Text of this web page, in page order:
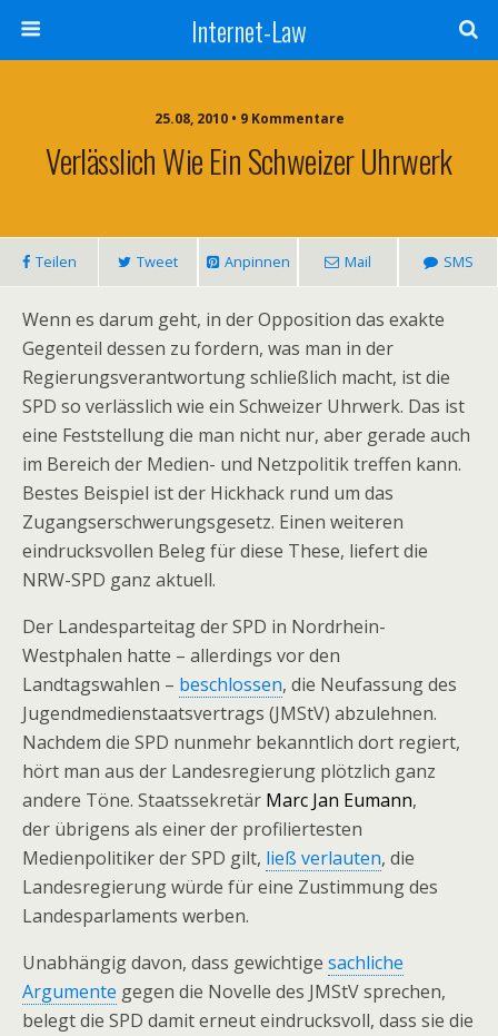
Internet-Law
25.08, 2010 • 9 Kommentare
Verlässlich Wie Ein Schweizer Uhrwerk
Teilen Tweet Anpinnen Mail SMS
Wenn es darum geht, in der Opposition das exakte
Gegenteil dessen zu fordern, was man in der
Regierungsverantwortung schließlich macht, ist die
SPD so verlässlich wie ein Schweizer Uhrwerk. Das ist
eine Feststellung die man nicht nur, aber gerade auch
im Bereich der Medien- und Netzpolitik treffen kann.
Bestes Beispiel ist der Hickhack rund um das
Zugangserschwerungsgesetz. Einen weiteren
eindrucksvollen Beleg für diese These, liefert die
NRW-SPD ganz aktuell.
Der Landesparteitag der SPD in Nordrhein-
Westphalen hatte – allerdings vor den
Landtagswahlen – beschlossen, die Neufassung des
Jugendmedienstaatsvertrags (JMStV) abzulehnen.
Nachdem die SPD nunmehr bekanntlich dort regiert,
hört man aus der Landesregierung plötzlich ganz
andere Töne. Staatssekretär Marc Jan Eumann,
der übrigens als einer der profiliertesten
Medienpolitiker der SPD gilt, ließ verlauten, die
Landesregierung würde für eine Zustimmung des
Landesparlaments werben.
Unabhängig davon, dass gewichtige sachliche
Argumente gegen die Novelle des JMStV sprechen,
belegt die SPD damit erneut eindrucksvoll, dass sie die